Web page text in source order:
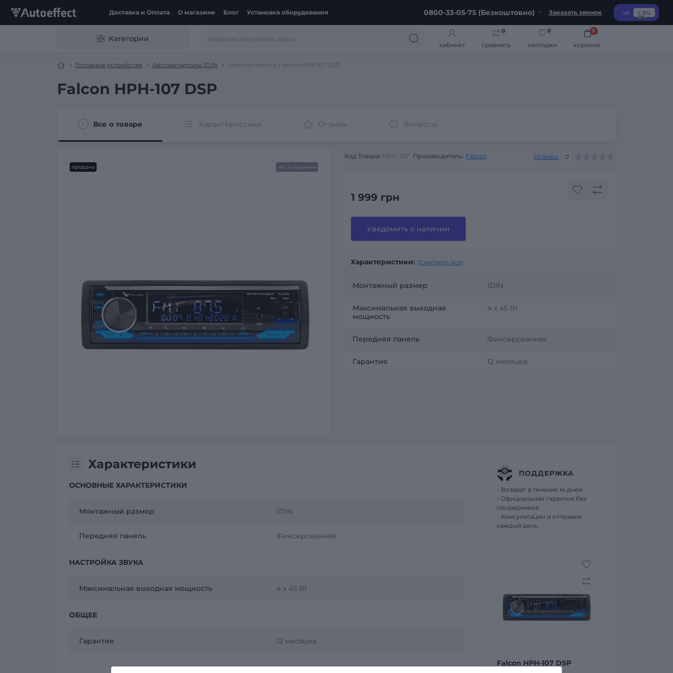
Доставка и Оплата О магазине Блог Установка оборудования 0800-33-05-75 (Безкоштовно) Заказать звонок ua ru
Категории
кабинет сравнить
0
закладки
0
корзина
0
Головные устройства Автомагнитолы 1DIN Автомагнитола Falcon HPH-107 DSP
Falcon HPH-107 DSP
Все о товаре Характеристики Отзывы Вопросы
продано нет в наличии
Код Товара: HPH-107 Производитель: Falcon Отзывы: 0
1 999 грн
Уведомить о наличии
Характеристики: (Смотреть все)
Монтажный размер 1DIN
Максимальная выходная
мощность
4 x 45 Вт
Передняя панель Фиксированная
Гарантия 12 месяцев
Характеристики
ОСНОВНЫЕ ХАРАКТЕРИСТИКИ
Монтажный размер 1DIN
Передняя панель Фиксированная
НАСТРОЙКА ЗВУКА
Максимальная выходная мощность 4 x 45 Вт
ОБЩЕЕ
Гарантия 12 месяцев
ПОДДЕРЖКА
- Возврат в течение 14 дней
- Официальная гарантия без
посредников
- Консультации и отправки
каждый день
Falcon HPH-107 DSP